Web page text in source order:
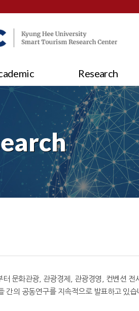
Research
문화관광, 관광경제, 관광경영, 컨벤션
간의 공동연구를 지속적으로 발표하고 있